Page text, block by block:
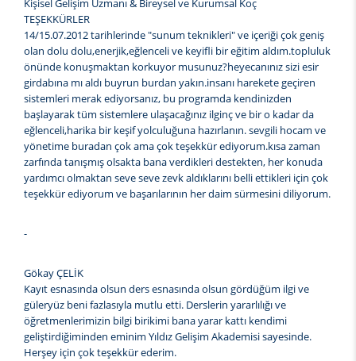
Kişisel Gelişim Uzmanı & Bireysel ve Kurumsal Koç
TEŞEKKÜRLER
14/15.07.2012 tarihlerinde "sunum teknikleri" ve içeriği çok geniş
olan dolu dolu,enerjik,eğlenceli ve keyifli bir eğitim aldım.topluluk
önünde konuşmaktan korkuyor musunuz?heyecanınız sizi esir
girdabına mı aldı buyrun burdan yakın.insanı harekete geçiren
sistemleri merak ediyorsanız, bu programda kendinizden
başlayarak tüm sistemlere ulaşacağınız ilginç ve bir o kadar da
eğlenceli,harika bir keşif yolculuğuna hazırlanın. sevgili hocam ve
yönetime buradan çok ama çok teşekkür ediyorum.kısa zaman
zarfında tanışmış olsakta bana verdikleri destekten, her konuda
yardımcı olmaktan seve seve zevk aldıklarını belli ettikleri için çok
teşekkür ediyorum ve başarılarının her daim sürmesini diliyorum.
-
Gökay ÇELİK
Kayıt esnasında olsun ders esnasında olsun gördüğüm ilgi ve
güleryüz beni fazlasıyla mutlu etti. Derslerin yararlılığı ve
öğretmenlerimizin bilgi birikimi bana yarar kattı kendimi
geliştirdiğiminden eminim Yıldız Gelişim Akademisi sayesinde.
Herşey için çok teşekkür ederim.